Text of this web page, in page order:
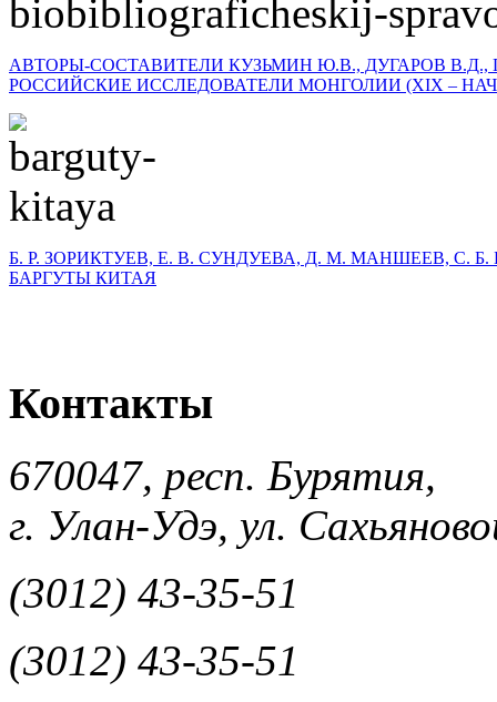
АВТОРЫ-СОСТАВИТЕЛИ КУЗЬМИН Ю.В., ДУГАРОВ
РОССИЙСКИЕ ИССЛЕДОВАТЕЛИ МОНГОЛИИ (XIX –
Б. Р. ЗОРИКТУЕВ, Е. В. СУНДУЕВА, Д. М. МАНШЕЕВ, С.
БАРГУТЫ КИТАЯ
Контакты
670047, респ. Бурятия,
г. Улан-Удэ, ул.
(3012) 43-35-51
(3012) 43-35-51